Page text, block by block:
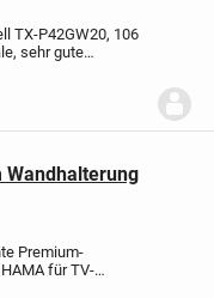
TX-P42GW20, 106
sehr gute
gut
und
Abholung in
Wandhalterung
Premium-
für TV-
Zoll, max. 35 kg,